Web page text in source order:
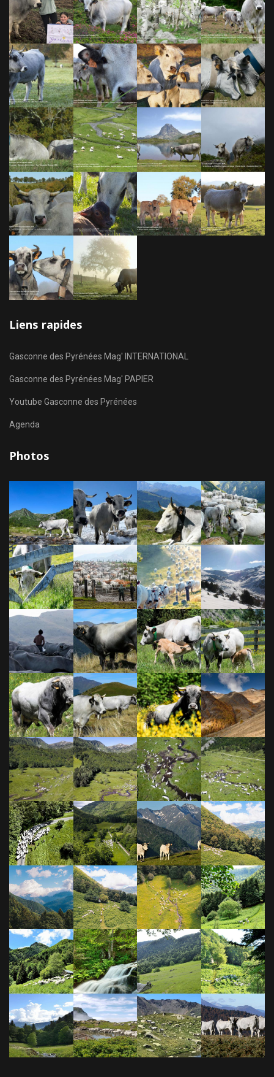
Liens rapides
Gasconne des Pyrénées Mag' INTERNATIONAL
Gasconne des Pyrénées Mag' PAPIER
Youtube Gasconne des Pyrénées
Agenda
Photos